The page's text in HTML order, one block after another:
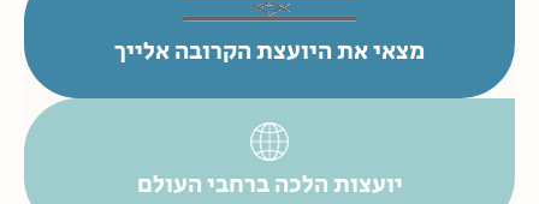
מצאי את היועצת הקרובה אלייך
יועצות הלכה ברחבי העולם